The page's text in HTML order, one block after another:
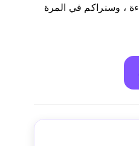
، وسنراكم في المرة